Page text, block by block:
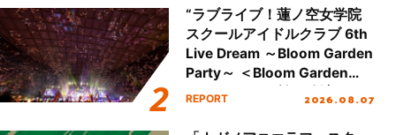
“ラブライブ！蓮ノ空女学院
スクールアイドルクラブ 6th
Live Dream ～Bloom Garden
Party～ ＜Bloom Garden
Party Stage／埼玉公演＞”
REPORT 2026.08.07